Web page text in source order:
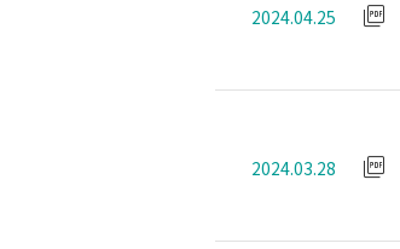
2024.04.25
2024.03.28